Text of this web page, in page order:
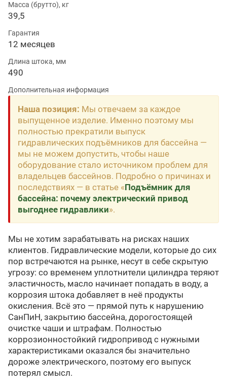
Масса (брутто), кг
39,5
Гарантия
12 месяцев
Длина штока, мм
490
Дополнительная информация
Наша позиция: Мы отвечаем за каждое
выпущенное изделие. Именно поэтому мы
полностью прекратили выпуск
гидравлических подъёмников для бассейна —
мы не можем допустить, чтобы наше
оборудование стало источником проблем для
владельцев бассейнов. Подробно о причинах и
последствиях — в статье «Подъёмник для
бассейна: почему электрический привод
выгоднее гидравлики».
Мы не хотим зарабатывать на рисках наших
клиентов. Гидравлические модели, которые до сих
пор встречаются на рынке, несут в себе скрытую
угрозу: со временем уплотнители цилиндра теряют
эластичность, масло начинает попадать в воду, а
коррозия штока добавляет в неё продукты
окисления. Всё это — прямой путь к нарушению
СанПиН, закрытию бассейна, дорогостоящей
очистке чаши и штрафам. Полностью
коррозионностойкий гидропривод с нужными
характеристиками оказался бы значительно
дороже электрического, поэтому его выпуск
потерял смысл.